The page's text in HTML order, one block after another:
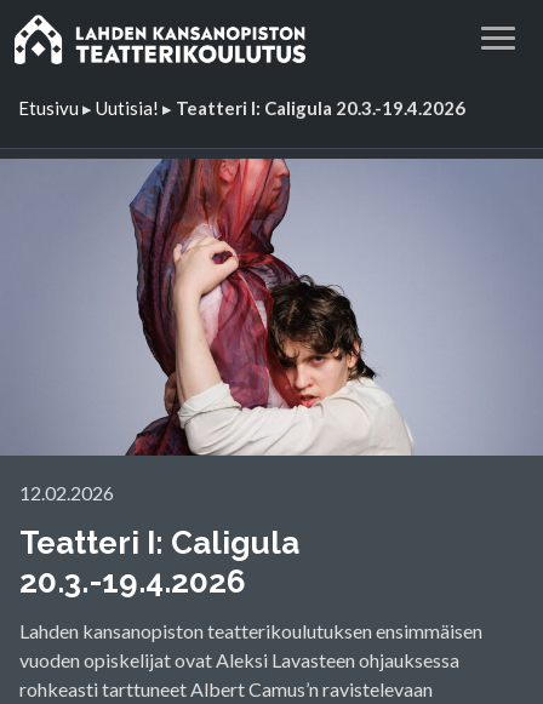
Etusivu ▸ Uutisia! ▸ Teatteri I: Caligula 20.3.-19.4.2026
12.02.2026
Teatteri I: Caligula
20.3.-19.4.2026
Lahden kansanopiston teatterikoulutuksen ensimmäisen
vuoden opiskelijat ovat Aleksi Lavasteen ohjauksessa
rohkeasti tarttuneet Albert Camus’n ravistelevaan